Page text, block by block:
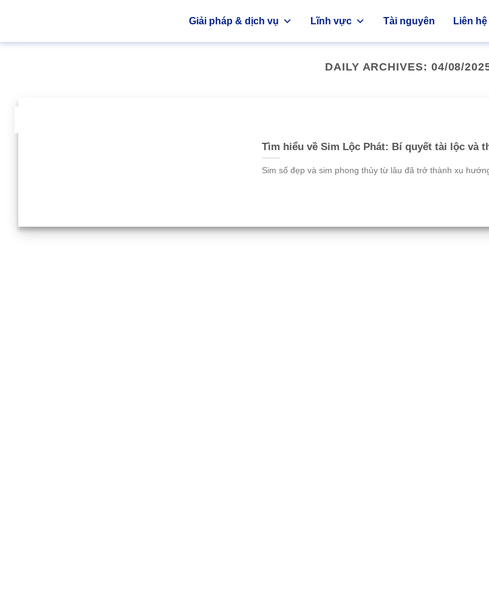
Giải pháp & dịch vụ Lĩnh vực Tài nguyên Liên hệ
DAILY ARCHIVES: 04/08/
Tìm hiểu về Sim Lộc Phát: Bí quyết tài lộc và
Sim số đẹp và sim phong thủy từ lâu đã trở thành xu